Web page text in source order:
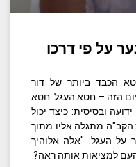
על פי דרכו
הכבד ביותר של דור
הזה – חטא העגל. חטא
ובסיסית: כיצד יכול
מתגלה אליו מתוך
על העגל: "אלה אלוהיך
למציאות אותה ראה?